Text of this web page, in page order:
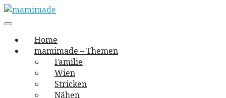
Skip
to
mamimade
vernäht und zugetextet
navigation
Menu
Home
mamimade – Themen
Familie
Wien
Stricken
Nähen